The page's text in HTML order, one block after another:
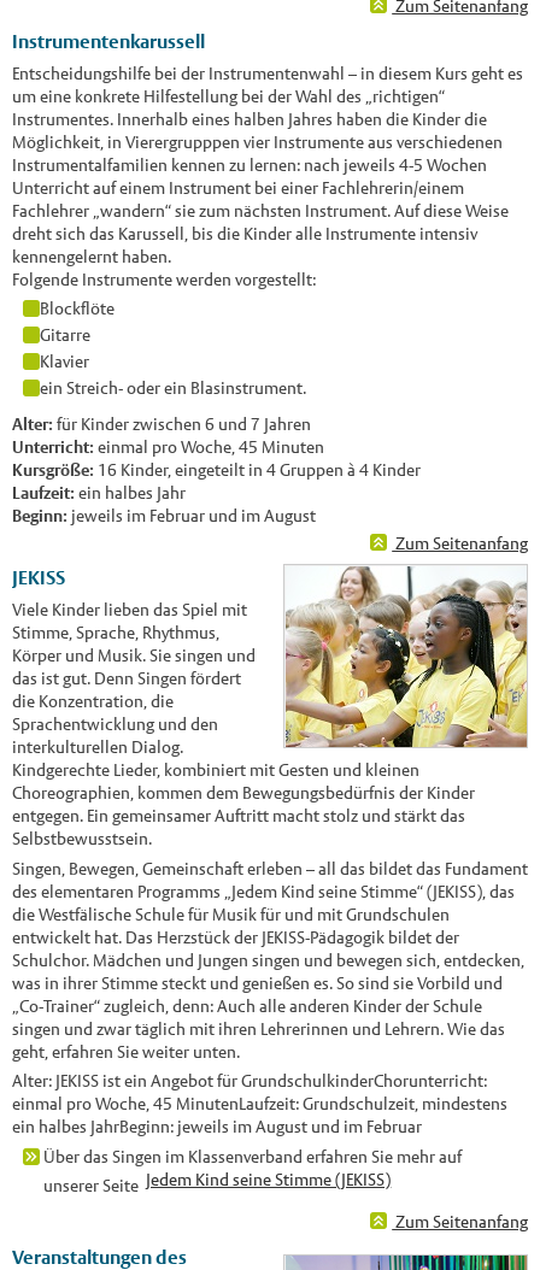
Zum Seitenanfang
Instrumentenkarussell
Entscheidungshilfe bei der Instrumentenwahl – in diesem Kurs geht es
um eine konkrete Hilfestellung bei der Wahl des „richtigen“
Instrumentes. Innerhalb eines halben Jahres haben die Kinder die
Möglichkeit, in Vierergrupppen vier Instrumente aus verschiedenen
Instrumentalfamilien kennen zu lernen: nach jeweils 4-5 Wochen
Unterricht auf einem Instrument bei einer Fachlehrerin/einem
Fachlehrer „wandern“ sie zum nächsten Instrument. Auf diese Weise
dreht sich das Karussell, bis die Kinder alle Instrumente intensiv
kennengelernt haben.
Folgende Instrumente werden vorgestellt:
Blockflöte
Gitarre
Klavier
ein Streich- oder ein Blasinstrument.
Alter: für Kinder zwischen 6 und 7 Jahren
Unterricht: einmal pro Woche, 45 Minuten
Kursgröße: 16 Kinder, eingeteilt in 4 Gruppen à 4 Kinder
Laufzeit: ein halbes Jahr
Beginn: jeweils im Februar und im August
Zum Seitenanfang
JEKISS
Viele Kinder lieben das Spiel mit
Stimme, Sprache, Rhythmus,
Körper und Musik. Sie singen und
das ist gut. Denn Singen fördert
die Konzentration, die
Sprachentwicklung und den
interkulturellen Dialog.
Kindgerechte Lieder, kombiniert mit Gesten und kleinen
Choreographien, kommen dem Bewegungsbedürfnis der Kinder
entgegen. Ein gemeinsamer Auftritt macht stolz und stärkt das
Selbstbewusstsein.
Singen, Bewegen, Gemeinschaft erleben – all das bildet das Fundament
des elementaren Programms „Jedem Kind seine Stimme“ (JEKISS), das
die Westfälische Schule für Musik für und mit Grundschulen
entwickelt hat. Das Herzstück der JEKISS-Pädagogik bildet der
Schulchor. Mädchen und Jungen singen und bewegen sich, entdecken,
was in ihrer Stimme steckt und genießen es. So sind sie Vorbild und
„Co-Trainer“ zugleich, denn: Auch alle anderen Kinder der Schule
singen und zwar täglich mit ihren Lehrerinnen und Lehrern. Wie das
geht, erfahren Sie weiter unten.
Alter: JEKISS ist ein Angebot für GrundschulkinderChorunterricht:
einmal pro Woche, 45 MinutenLaufzeit: Grundschulzeit, mindestens
ein halbes JahrBeginn: jeweils im August und im Februar
Über das Singen im Klassenverband erfahren Sie mehr auf
unserer Seite Jedem Kind seine Stimme (JEKISS)
Zum Seitenanfang
Veranstaltungen des